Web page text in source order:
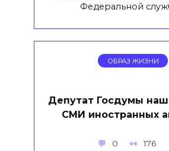
Федеральной
ОБРАЗ ЖИЗНИ
Депутат Госдумы
СМИ иностранных
0 176